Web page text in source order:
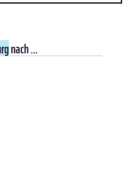
nach ...